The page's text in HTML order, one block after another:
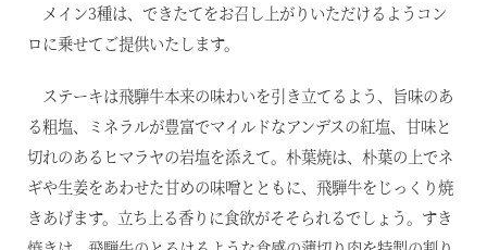
メイン3種は、できたてをお召し上がりいただけるようコン
ロに乗せてご提供いたします。
ステーキは飛騨牛本来の味わいを引き立てるよう、旨味のあ
る粗塩、ミネラルが豊富でマイルドなアンデスの紅塩、甘味と
切れのあるヒマラヤの岩塩を添えて。朴葉焼は、朴葉の上でネ
ギや生姜をあわせた甘めの味噌とともに、飛騨牛をじっくり焼
きあげます。立ち上る香りに食欲がそそられるでしょう。すき